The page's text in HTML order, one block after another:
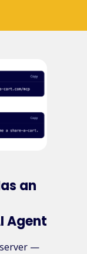
an
Agent
server —